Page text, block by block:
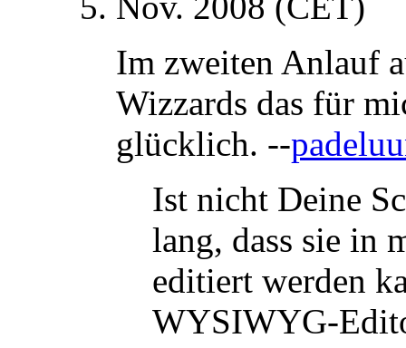
Im zweiten Anlauf
Wizzards das für
glücklich. --
Ist nicht Deine
lang, dass sie in
editiert werden
WYSIWYG-